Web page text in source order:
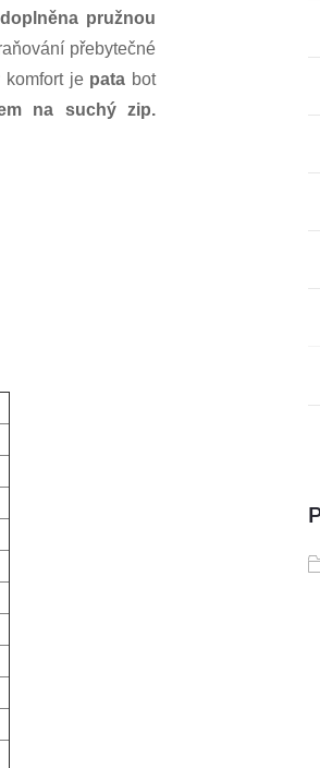
doplněna pružnou
přebytečné
komfort je pata bot
na suchý zip.